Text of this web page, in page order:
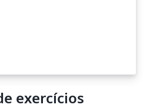
exercícios